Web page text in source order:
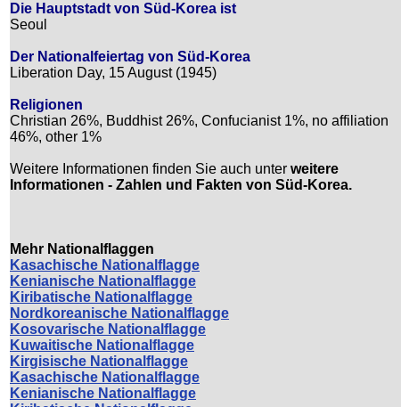
Die Hauptstadt von Süd-Korea ist
Seoul
Der Nationalfeiertag von Süd-Korea
Liberation Day, 15 August (1945)
Religionen
Christian 26%, Buddhist 26%, Confucianist 1%, no affiliation
46%, other 1%
Weitere Informationen finden Sie auch unter weitere
Informationen - Zahlen und Fakten von Süd-Korea.
Mehr Nationalflaggen
Kasachische Nationalflagge
Kenianische Nationalflagge
Kiribatische Nationalflagge
Nordkoreanische Nationalflagge
Kosovarische Nationalflagge
Kuwaitische Nationalflagge
Kirgisische Nationalflagge
Kasachische Nationalflagge
Kenianische Nationalflagge